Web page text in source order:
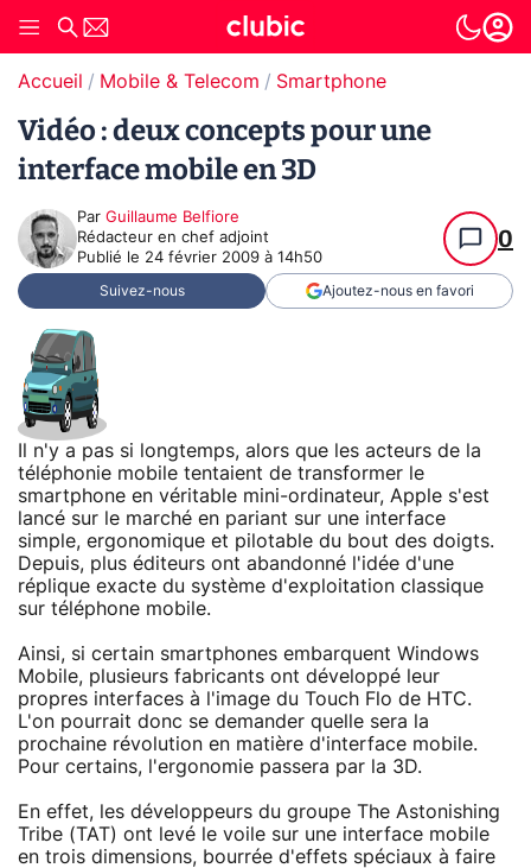
Accueil Mobile & Telecom Smartphone
Vidéo : deux concepts pour une
interface mobile en 3D
Par Guillaume Belfiore
Rédacteur en chef adjoint
Publié le 24 février 2009 à 14h50
0
Suivez-nous Ajoutez-nous en favori
Il n'y a pas si longtemps, alors que les acteurs de la
téléphonie mobile tentaient de transformer le
smartphone en véritable mini-ordinateur, Apple s'est
lancé sur le marché en pariant sur une interface
simple, ergonomique et pilotable du bout des doigts.
Depuis, plus éditeurs ont abandonné l'idée d'une
réplique exacte du système d'exploitation classique
sur téléphone mobile.
Ainsi, si certain smartphones embarquent Windows
Mobile, plusieurs fabricants ont développé leur
propres interfaces à l'image du Touch Flo de HTC.
L'on pourrait donc se demander quelle sera la
prochaine révolution en matière d'interface mobile.
Pour certains, l'ergonomie passera par la 3D.
En effet, les développeurs du groupe The Astonishing
Tribe (TAT) ont levé le voile sur une interface mobile
en trois dimensions, bourrée d'effets spéciaux à faire